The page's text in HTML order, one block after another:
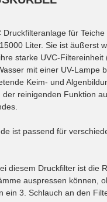
Druckfilteranlage für
Liter. Sie ist äußerst
starke UVC-Filtereinheit
mit einer UV-Lampe
Keim- und
der reinigenden Funktion
ist passend für
diesem Druckfilter ist die
auspressen können,
ein 3. Schlauch an den